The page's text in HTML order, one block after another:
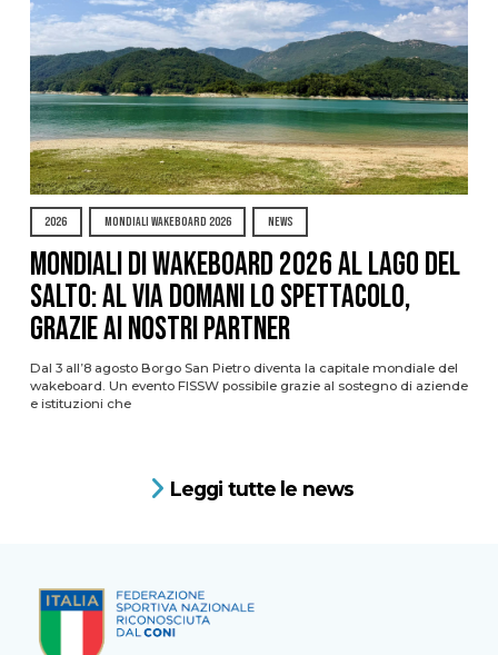
2026 MONDIALI WAKEBOARD 2026 NEWS
Mondiali di Wakeboard 2026 al Lago del
Salto: al via domani lo spettacolo,
grazie ai nostri Partner
Dal 3 all’8 agosto Borgo San Pietro diventa la capitale mondiale del
wakeboard. Un evento FISSW possibile grazie al sostegno di aziende
e istituzioni che
Leggi tutte le news